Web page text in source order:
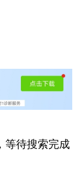
等待搜索完成